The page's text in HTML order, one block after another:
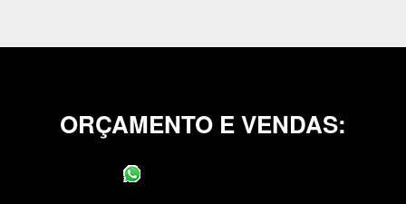
ORÇAMENTO E VENDAS: